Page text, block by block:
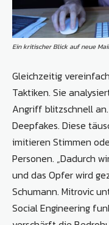
Ein kritischer Blick auf neue
Gleichzeitig
Taktiken. Sie
Angriff blitzschnell
Deepfakes. Diese
imitieren Stimmen
Personen. „Dadurch
und das Opfer wird
Schumann. Mitrovic
Social Engineering